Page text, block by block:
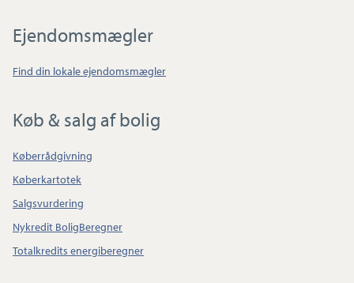
Ejendomsmægler
Find din lokale ejendomsmægler
Køb & salg af bolig
Køberrådgivning
Køberkartotek
Salgsvurdering
Nykredit BoligBeregner
Totalkredits energiberegner